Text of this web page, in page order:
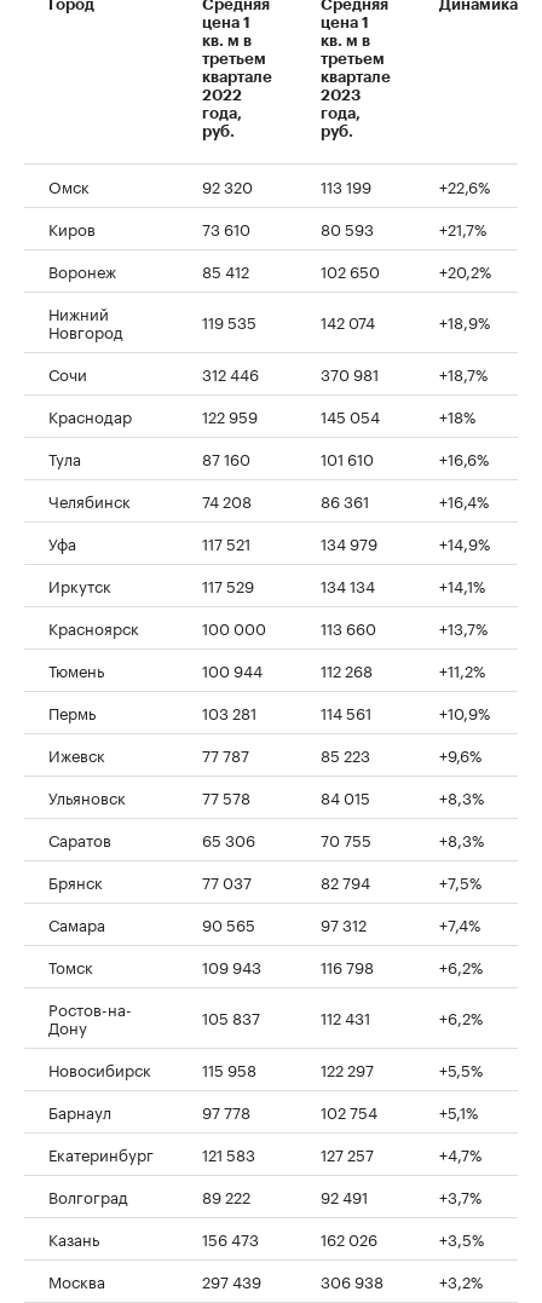
Город
Средняя
цена 1
кв. м в
третьем
квартале
2022
года,
руб.
Средняя
цена 1
кв. м в
третьем
квартале
2023
года,
руб.
Динамика
Омск 92 320 113 199
+22,6%
Киров
73 610 80 593
+21,7%
Воронеж
85 412 102 650
+20,2%
Нижний
Новгород 119 535 142 074 +18,9%
Сочи 312 446 370 981
+18,7%
Краснодар
122 959 145 054
+18%
Тула
87 160 101 610
+16,6%
Челябинск
74 208 86 361
+16,4%
Уфа
117 521 134 979
+14,9%
Иркутск
117 529 134 134
+14,1%
Красноярск
100 000 113 660
+13,7%
Тюмень
100 944 112 268
+11,2%
Пермь
103 281 114 561
+10,9%
Ижевск
77 787 85 223
+9,6%
Ульяновск
77 578 84 015
+8,3%
Саратов
65 306 70 755
+8,3%
Брянск
77 037 82 794
+7,5%
Самара
90 565 97 312
+7,4%
Томск
109 943 116 798
+6,2%
Ростов-на-
Дону 105 837 112 431 +6,2%
Новосибирск 115 958 122 297
+5,5%
Барнаул
97 778 102 754
+5,1%
Екатеринбург
121 583 127 257
+4,7%
Волгоград
89 222 92 491
+3,7%
Казань
156 473 162 026
+3,5%
Москва
297 439 306 938
+3,2%